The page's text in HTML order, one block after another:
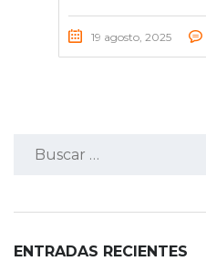
19 agosto, 2025
ENTRADAS RECIENTES